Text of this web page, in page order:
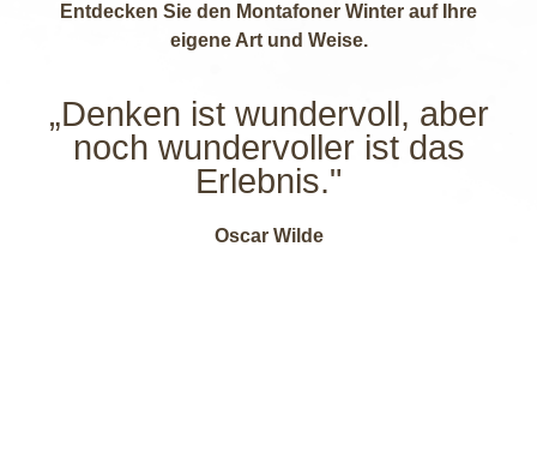
Entdecken Sie den Montafoner Winter auf Ihre
eigene Art und Weise.
„Denken ist wundervoll, aber
noch wundervoller ist das
Erlebnis."
Oscar Wilde